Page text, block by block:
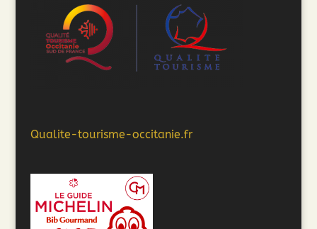
Qualite-tourisme-occitanie.fr